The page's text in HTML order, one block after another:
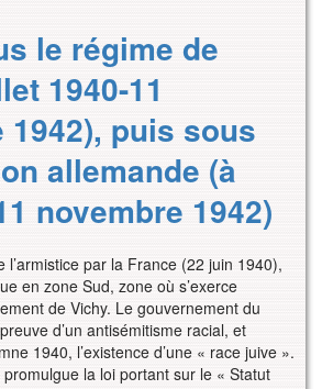
le régime de
1940-11
1942), puis sous
allemande (à
novembre 1942)
l’armistice par la France (22 juin 1940),
en zone Sud, zone où s’exerce
de Vichy. Le gouvernement du
d’un antisémitisme racial, et
1940, l’existence d’une « race juive ».
la loi portant sur le « Statut